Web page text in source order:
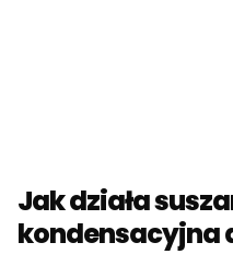
Jak działa
kondensacyjna